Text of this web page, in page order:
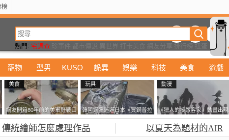
榜
熱門: 宅調查
寵物 型男 KUSO 詭異 娛樂 科技 美食 遊戲
美食
網友開箱80年前的美軍野戰口
糧 罐頭本身保存良好，但裡
面的味道...
玩具
韓國鋼彈迷遊日本《買鋼普拉
塞不進行李箱》網友們集思廣
益提供解方了……
動漫
《獵人的揍敵客家》動畫出現
的這個剪影是誰？你是不是忘
記還有這號人物了
傳統繪師怎麼處理作品 以夏天為題材的AIR
動漫